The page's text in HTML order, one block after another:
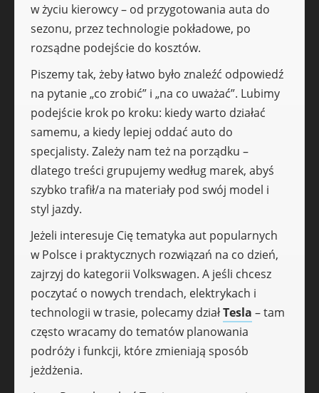
w życiu kierowcy – od przygotowania auta do
sezonu, przez technologie pokładowe, po
rozsądne podejście do kosztów.
Piszemy tak, żeby łatwo było znaleźć odpowiedź
na pytanie „co zrobić” i „na co uważać”. Lubimy
podejście krok po kroku: kiedy warto działać
samemu, a kiedy lepiej oddać auto do
specjalisty. Zależy nam też na porządku –
dlatego treści grupujemy według marek, abyś
szybko trafił/a na materiały pod swój model i
styl jazdy.
Jeżeli interesuje Cię tematyka aut popularnych
w Polsce i praktycznych rozwiązań na co dzień,
zajrzyj do kategorii Volkswagen. A jeśli chcesz
poczytać o nowych trendach, elektrykach i
technologii w trasie, polecamy działTesla – tam
często wracamy do tematów planowania
podróży i funkcji, które zmieniają sposób
jeżdżenia.